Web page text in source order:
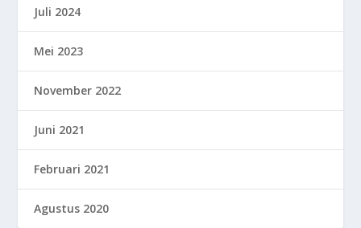
Juli 2024
Mei 2023
November 2022
Juni 2021
Februari 2021
Agustus 2020